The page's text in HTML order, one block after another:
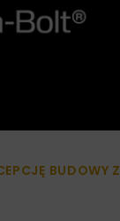
BUDOWY